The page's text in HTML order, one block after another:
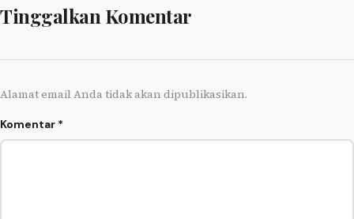
Tinggalkan Komentar
Alamat email Anda tidak akan dipublikasikan.
Komentar *